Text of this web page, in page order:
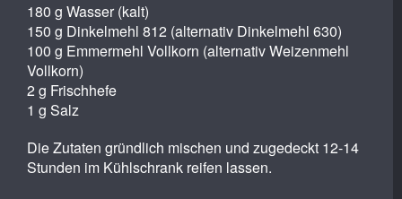
180 g Wasser (kalt)
150 g Dinkelmehl 812 (alternativ Dinkelmehl 630)
100 g Emmermehl Vollkorn (alternativ Weizenmehl
Vollkorn)
2 g Frischhefe
1 g Salz
Die Zutaten gründlich mischen und zugedeckt 12-14
Stunden im Kühlschrank reifen lassen.